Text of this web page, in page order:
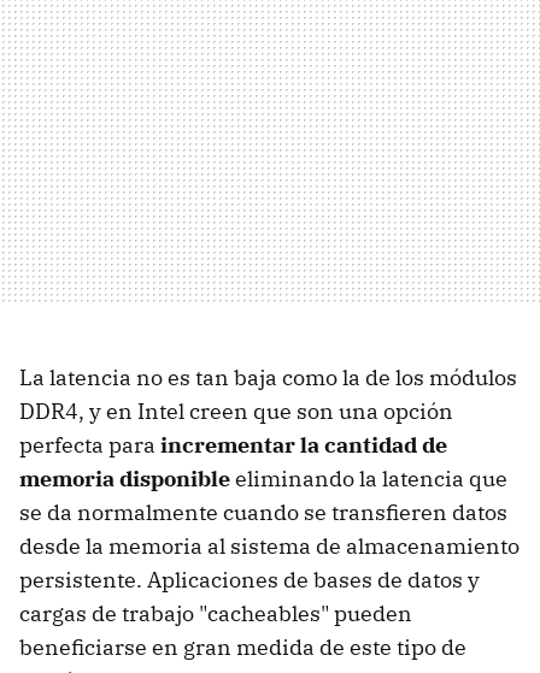
La latencia no es tan baja como la de los módulos
DDR4, y en Intel creen que son una opción
perfecta para incrementar la cantidad de
memoria disponibleeliminando la latencia que
se da normalmente cuando se transfieren datos
desde la memoria al sistema de almacenamiento
persistente. Aplicaciones de bases de datos y
cargas de trabajo "cacheables" pueden
beneficiarse en gran medida de este tipo de